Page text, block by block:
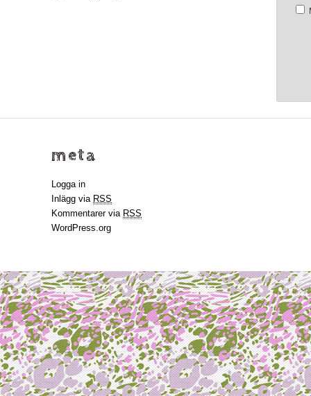
meta
Logga in
Inlägg via RSS
Kommentarer via RSS
WordPress.org